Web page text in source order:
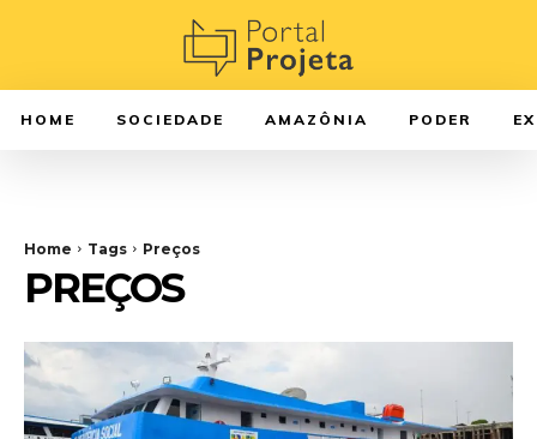
HOME SOCIEDADE AMAZÔNIA PODER
Home Tags Preços
PREÇOS